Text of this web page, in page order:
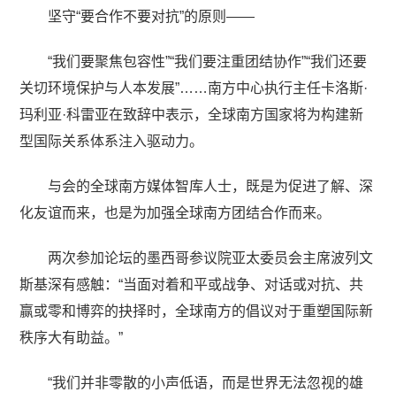
坚守“要合作不要对抗”的原则——
“我们要聚焦包容性”“我们要注重团结协作”“我们还要
关切环境保护与人本发展”……南方中心执行主任卡洛斯·
玛利亚·科雷亚在致辞中表示，全球南方国家将为构建新
型国际关系体系注入驱动力。
与会的全球南方媒体智库人士，既是为促进了解、深
化友谊而来，也是为加强全球南方团结合作而来。
两次参加论坛的墨西哥参议院亚太委员会主席波列文
斯基深有感触：“当面对着和平或战争、对话或对抗、共
赢或零和博弈的抉择时，全球南方的倡议对于重塑国际新
秩序大有助益。”
“我们并非零散的小声低语，而是世界无法忽视的雄